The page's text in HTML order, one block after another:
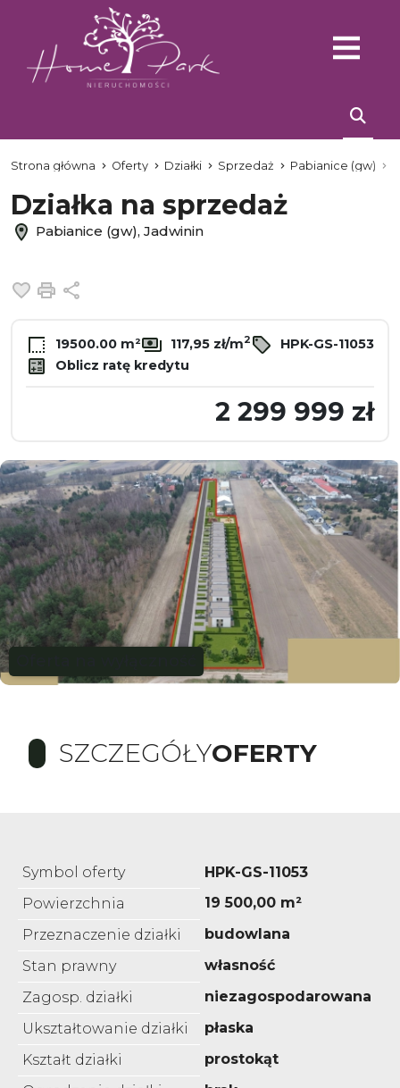
Strona główna Oferty Działki Sprzedaż Pabianice (gw)
Działka na sprzedaż
Pabianice (gw), Jadwinin
Dodaj do ulubionych
Drukuj
19500.00 m² 117,95 zł/m2
HPK-GS-11053
Oblicz ratę kredytu
2 299 999 zł
SZCZEGÓŁYOFERTY
Symbol oferty
HPK-GS-11053
Powierzchnia
19 500,00 m²
Przeznaczenie działki
budowlana
Stan prawny
własność
Zagosp. działki
niezagospodarowana
Ukształtowanie działki
płaska
Kształt działki
prostokąt